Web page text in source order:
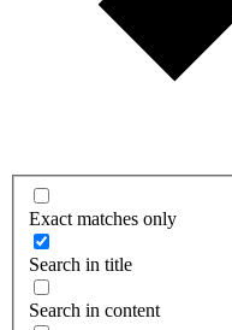
Exact matches only
Search in title
Search in content